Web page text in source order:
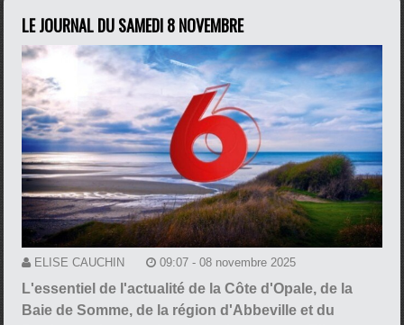
LE JOURNAL DU SAMEDI 8 NOVEMBRE
ELISE CAUCHIN 09:07 - 08 novembre 2025
L'essentiel de l'actualité de la Côte d'Opale, de la
Baie de Somme, de la région d'Abbeville et du